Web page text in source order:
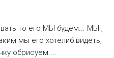
то его МЫ будем... МЫ ,
мы его хотелиб видеть,
обрисуем....